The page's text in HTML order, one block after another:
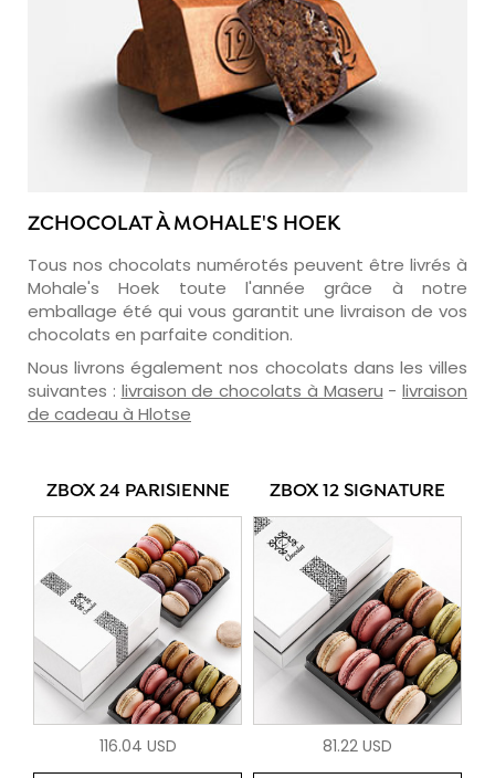
ZCHOCOLAT À MOHALE'S HOEK
Tous nos chocolats numérotés peuvent être livrés à
Mohale's Hoek toute l'année grâce à notre
emballage été qui vous garantit une livraison de vos
chocolats en parfaite condition.
Nous livrons également nos chocolats dans les villes
suivantes : livraison de chocolats à Maseru - livraison
de cadeau à Hlotse
ZBOX 24 PARISIENNE
116.04 USD
ZBOX 12 SIGNATURE
81.22 USD